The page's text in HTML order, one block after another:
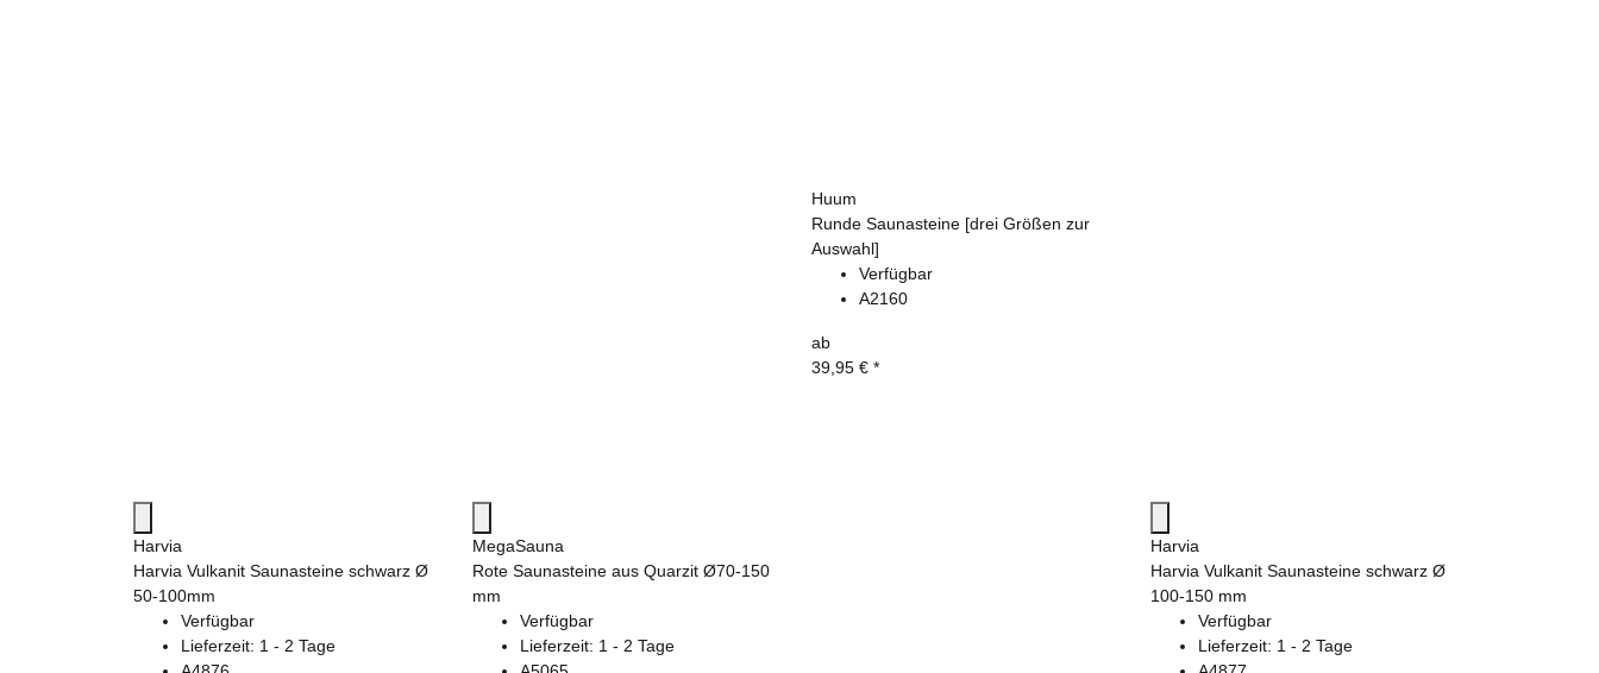
Harvia
Harvia Vulkanit Saunasteine schwarz Ø
50-100mm
Verfügbar
Lieferzeit: 1 - 2 Tage
MegaSauna
Rote Saunasteine aus Quarzit Ø70-150
mm
Verfügbar
Lieferzeit: 1 - 2 Tage
Huum
Runde Saunasteine [drei Größen zur
Auswahl]
Verfügbar
A2160
ab
39,95 € *
Harvia
Harvia Vulkanit Saunasteine schwarz Ø
100-150 mm
Verfügbar
Lieferzeit: 1 - 2 Tage